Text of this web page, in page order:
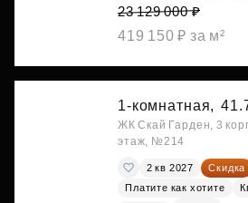
23 129 000 ₽
419 150 ₽ за м²
1-комнатная,
ЖК Скай Гарден, 3
этаж, №214
2 кв 2027 Скидка
Платите как хотите